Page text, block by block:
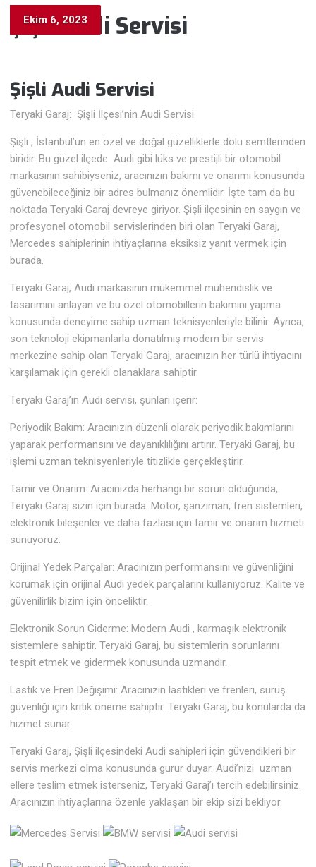
Şişli Audi Servisi
Ekim 6, 2023
Şişli Audi Servisi
Teryaki Garaj: Şişli İlçesi’nin Audi Servisi
Şişli , İstanbul’un en özel ve doğal güzelliklerle dolu semtlerinden
biridir. Bu güzel ilçede Audi gibi lüks ve prestijli bir otomobil
markasının sahibiyseniz, aracınızın bakımı ve onarımı konusunda
güvenebileceğiniz bir adres bulmanız önemlidir. İşte tam da bu
noktada Teryaki Garaj devreye giriyor. Şişli ilçesinin en saygın ve
profesyonel otomobil servislerinden biri olan Teryaki Garaj,
Mercedes sahiplerinin ihtiyaçlarına eksiksiz yanıt vermek için
burada.
Teryaki Garaj, Audi markasının mükemmel mühendislik ve
tasarımını anlayan ve bu özel otomobillerin bakımını yapma
konusunda deneyime sahip uzman teknisyenleriyle bilinir. Ayrıca,
son teknoloji ekipmanlarla donatılmış modern bir servis
merkezine sahip olan Teryaki Garaj, aracınızın her türlü ihtiyacını
karşılamak için gerekli olanaklara sahiptir.
Teryaki Garaj’ın Audi servisi, şunları içerir:
Periyodik Bakım: Aracınızın düzenli olarak periyodik bakımlarını
yaparak performansını ve dayanıklılığını artırır. Teryaki Garaj, bu
işlemi uzman teknisyenleriyle titizlikle gerçekleştirir.
Tamir ve Onarım: Aracınızda herhangi bir sorun olduğunda,
Teryaki Garaj sizin için burada. Motor, şanzıman, fren sistemleri,
elektronik bileşenler ve daha fazlası için tamir ve onarım hizmeti
sunuyoruz.
Orijinal Yedek Parçalar: Aracınızın performansını ve güvenliğini
korumak için orijinal Audi yedek parçalarını kullanıyoruz. Kalite ve
güvenilirlik bizim için önceliktir.
Elektronik Sorun Giderme: Modern Audi , karmaşık elektronik
sistemlere sahiptir. Teryaki Garaj, bu sistemlerin sorunlarını
tespit etmek ve gidermek konusunda uzmandır.
Lastik ve Fren Değişimi: Aracınızın lastikleri ve frenleri, sürüş
güvenliği için kritik öneme sahiptir. Teryaki Garaj, bu konularda da
hizmet sunar.
Teryaki Garaj, Şişli ilçesindeki Audi sahipleri için güvendikleri bir
servis merkezi olma konusunda gurur duyar. Audi’nizi uzman
ellere teslim etmek isterseniz, Teryaki Garaj’ı tercih edebilirsiniz.
Aracınızın ihtiyaçlarına özenle yaklaşan bir ekip sizi bekliyor.